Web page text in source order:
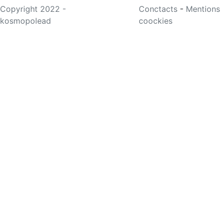
Copyright 2022 -
kosmopolead
Conctacts -
coockies